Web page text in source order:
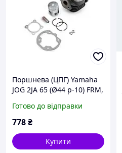
Поршнева (ЦПГ) Yamaha
JOG 2JA 65 (Ø44 p-10) FRM,
Готово до відправки
778₴
Купити